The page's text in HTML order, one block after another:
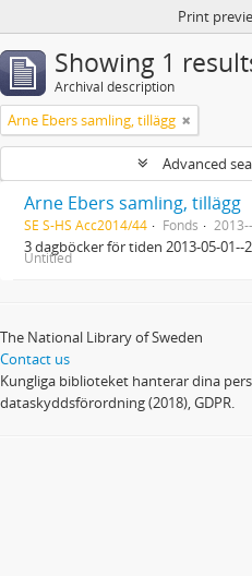
Print
Showing 1
Archival description
Arne Ebers samling, tillägg
Advanced
Arne Ebers samling, tillägg
SE S-HS Acc2014/44 Fonds
3 dagböcker för tiden 2013-05-01--
Untitled
The National Library of Sweden
Contact us
Kungliga biblioteket hanterar dina
dataskyddsförordning (2018), GDPR.